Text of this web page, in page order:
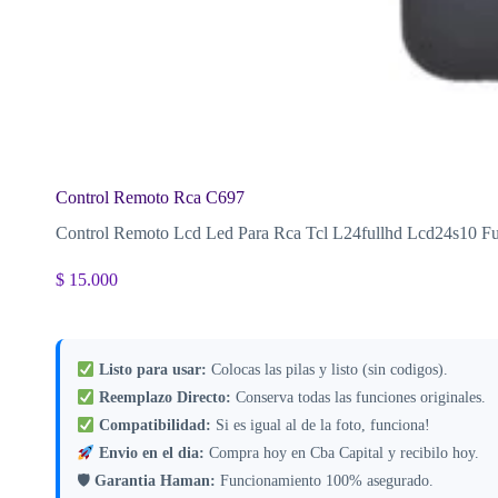
Control Remoto Rca C697
Control Remoto Lcd Led Para Rca Tcl L24fullhd Lcd24s10
$ 15.000
Listo para usar: Colocas las pilas y listo (sin codigos).
Reemplazo Directo: Conserva todas las funciones originales.
Compatibilidad: Si es igual al de la foto, funciona!
Envio en el dia: Compra hoy en Cba Capital y recibilo hoy.
🛡 Garantia Haman: Funcionamiento 100% asegurado.